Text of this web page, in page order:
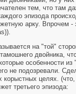
тем, что там
эпизода
арку. Впрочем
на "той"
двойника,
особенности из
не подозревали.
корыстных целях.
третьего эпизода: